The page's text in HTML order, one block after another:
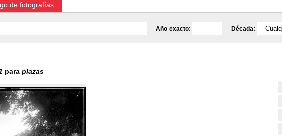
de fotografías
Año exacto: Década:
para plazas